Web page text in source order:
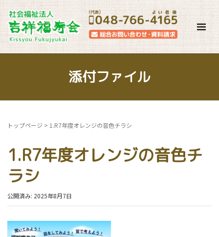
添付ファイル
トップページ > 1.R7年度オレンジの音色チラシ
1.R7年度オレンジの音色チ
ラシ
公開済み: 2025年8月7日